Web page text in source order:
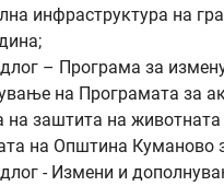
инфраструктура на
– Програма за
на Програмата за
на заштита на животната
на Општина Куманово
- Измени и